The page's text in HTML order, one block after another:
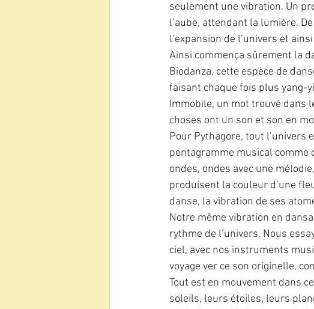
seulement une vibration. Un
l’aube, attendant la lumière.
l’expansion de l’univers et
Ainsi commença sûrement la
Biodanza, cette espèce de
faisant chaque fois plus yang-
Immobile, un mot trouvé dans
choses ont un son et son en
Pour Pythagore, tout l’univers
pentagramme musical comme
ondes, ondes avec une
produisent la couleur d’une
danse, la vibration de ses
Notre même vibration en
rythme de l’univers. Nous
ciel, avec nos instruments
voyage ver ce son originelle,
Tout est en mouvement dans
soleils, leurs étoiles, leurs